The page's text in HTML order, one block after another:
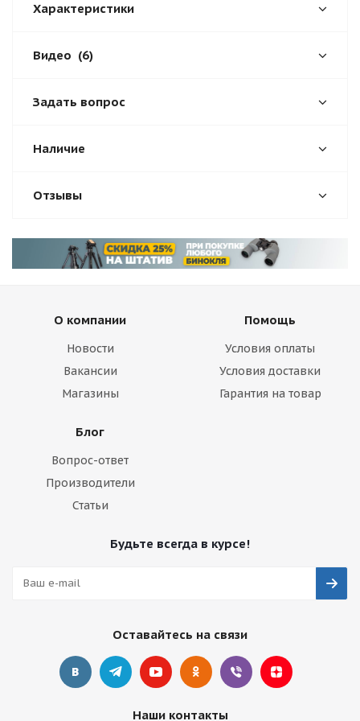
Характеристики
Видео (6)
Задать вопрос
Наличие
Отзывы
О компании
Новости
Вакансии
Магазины
Помощь
Условия оплаты
Условия доставки
Гарантия на товар
Блог
Вопрос-ответ
Производители
Статьи
Будьте всегда в курсе!
Оставайтесь на связи
Наши контакты